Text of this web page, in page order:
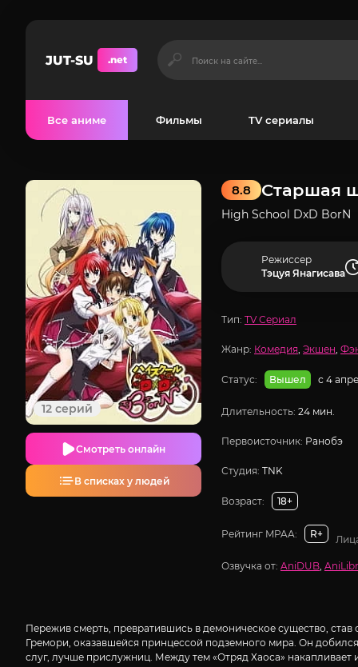
JUT-SU .net
Все аниме Фильмы TV сериалы
Старшая
8.8
High School DxD BorN
12 серий
Смотреть онлайн
В списках у людей
Режиссер
Тэцуя Янагисава
Тип: TV Сериал
Жанр: Комедия, Экшен,
Статус: Вышел с 4
Длительность: 24 мин.
Первоисточник: Ранобэ
Студия: TNK
Возраст: 18+
Рейтинг MPAA: R+
Озвучка от: AniDUB,
Пережив смерть, превратившись в демоническое существо,
Гремори, оказавшейся принцессой подземного мира. Он
слуг, лучше прислужниц. Между тем «Отряд Хаоса» накапливает